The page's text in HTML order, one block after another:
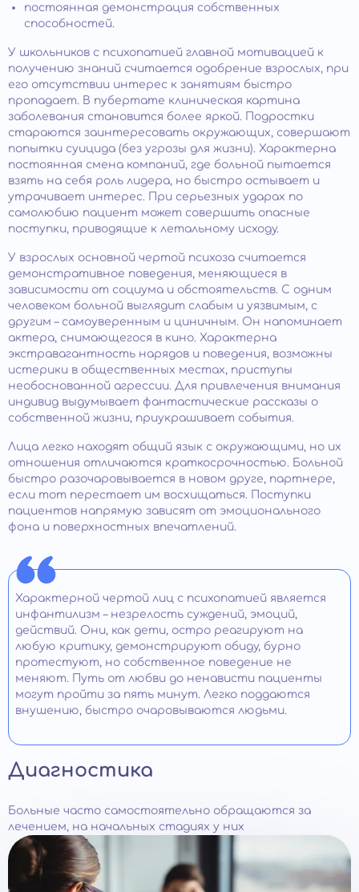
постоянная демонстрация собственных
способностей.
У школьников с психопатией главной мотивацией к
получению знаний считается одобрение взрослых, при
его отсутствии интерес к занятиям быстро
пропадает. В пубертате клиническая картина
заболевания становится более яркой. Подростки
стараются заинтересовать окружающих, совершают
попытки суицида (без угрозы для жизни). Характерна
постоянная смена компаний, где больной пытается
взять на себя роль лидера, но быстро остывает и
утрачивает интерес. При серьезных ударах по
самолюбию пациент может совершить опасные
поступки, приводящие к летальному исходу.
У взрослых основной чертой психоза считается
демонстративное поведения, меняющиеся в
зависимости от социума и обстоятельств. С одним
человеком больной выглядит слабым и уязвимым, с
другим – самоуверенным и циничным. Он напоминает
актера, снимающегося в кино. Характерна
экстравагантность нарядов и поведения, возможны
истерики в общественных местах, приступы
необоснованной агрессии. Для привлечения внимания
индивид выдумывает фантастические рассказы о
собственной жизни, приукрашивает события.
Лица легко находят общий язык с окружающими, но их
отношения отличаются краткосрочностью. Больной
быстро разочаровывается в новом друге, партнере,
если тот перестает им восхищаться. Поступки
пациентов напрямую зависят от эмоционального
фона и поверхностных впечатлений.
Характерной чертой лиц с психопатией является
инфантилизм – незрелость суждений, эмоций,
действий. Они, как дети, остро реагируют на
любую критику, демонстрируют обиду, бурно
протестуют, но собственное поведение не
меняют. Путь от любви до ненависти пациенты
могут пройти за пять минут. Легко поддаются
внушению, быстро очаровываются людьми.
Диагностика
Больные часто самостоятельно обращаются за
лечением, на начальных стадиях у них